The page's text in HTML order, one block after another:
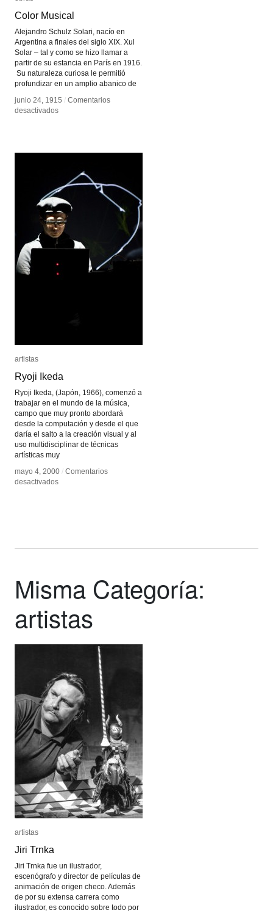
Color Musical
Alejandro Schulz Solari, nacío en
Argentina a finales del siglo XIX. Xul
Solar – tal y como se hizo llamar a
partir de su estancia en París en 1916.
Su naturaleza curiosa le permitió
profundizar en un amplio abanico de
junio 24, 1915 / Comentarios
desactivadosen
Color Musical
junio 24, 1915 / Comentarios
desactivadosen
artistas
Ryoji Ikeda
Ryoji Ikeda, (Japón, 1966), comenzó a
trabajar en el mundo de la música,
campo que muy pronto abordará
desde la computación y desde el que
daría el salto a la creación visual y al
uso multidisciplinar de técnicas
artísticas muy
mayo 4, 2000 / Comentarios
desactivadosen
artistas
Ryoji Ikeda
mayo 4, 2000 / Comentarios
desactivadosen
Misma Categoría:
artistas
artistas
Jiri Trnka
Jiri Trnka fue un ilustrador,
escenógrafo y director de películas de
animación de origen checo. Además
de por su extensa carrera como
ilustrador, es conocido sobre todo por
artistas
Jiri Trnka